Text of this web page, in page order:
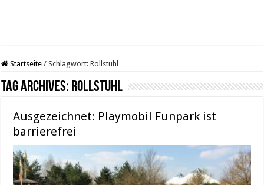
Startseite / Schlagwort:Rollstuhl
Tag Archives: Rollstuhl
Ausgezeichnet: Playmobil Funpark ist
barrierefrei